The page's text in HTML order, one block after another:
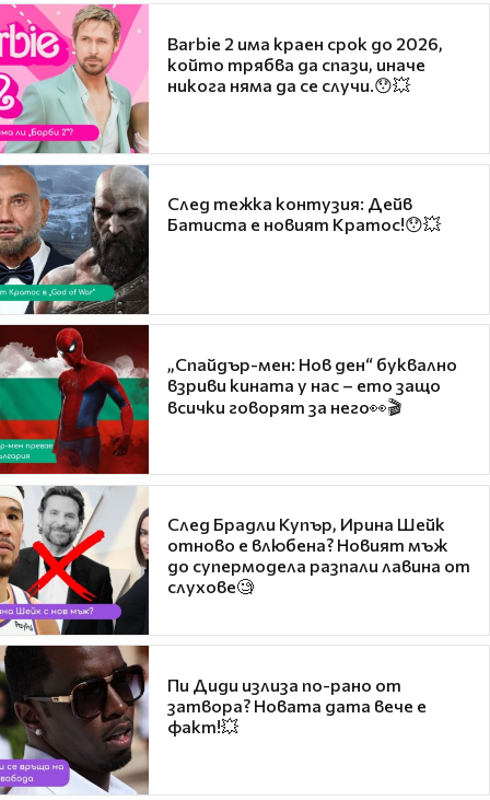
Barbie 2 има краен срок до 2026,
който трябва да спази, иначе
никога няма да се случи.😯💥
След тежка контузия: Дейв
Батиста е новият Кратос!😯💥
„Спайдър-мен: Нов ден“ буквално
взриви кината у нас – ето защо
всички говорят за него👀🎬
След Брадли Купър, Ирина Шейк
отново е влюбена? Новият мъж
до супермодела разпали лавина от
слухове🧐
Пи Диди излиза по-рано от
затвора? Новата дата вече е
факт!💥